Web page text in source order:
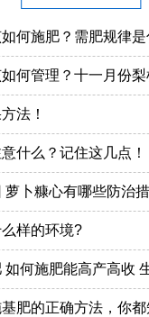
何施肥？需肥规律是什
理？十一月份梨树管理方
法！
什么？记住这几点！
萝卜糠心有哪些防治
样的环境?
肥能高产高收 生姜施肥技
的正确方法，你都知道